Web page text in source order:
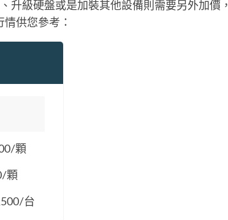
升級硬盤或是加裝其他設備則需要另外加價，
供您參考：
顆
顆
台